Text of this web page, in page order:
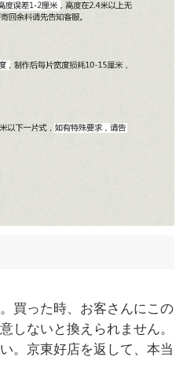
買った時、お客さんにこの
しないと換えられません。
。京東好店を返して、本当